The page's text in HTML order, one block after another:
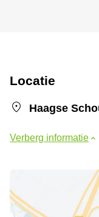
Locatie
Haagse
Verberg informatie